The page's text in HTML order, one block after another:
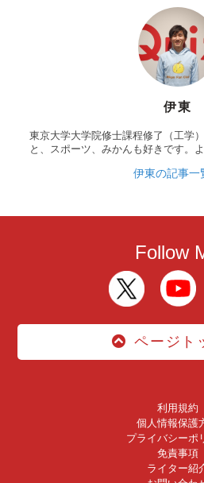
伊東
東京大学大学院修士課程修了（工学
と、スポーツ、みかんも好きです。
伊東の記事一
Follow
ページト
利用規約
個人情報保護
プライバシーポ
免責事項
ライター紹